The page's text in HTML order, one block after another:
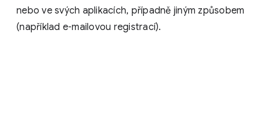
nebo ve svých aplikacích, případně jiným způsobem
(například e‑mailovou registrací).